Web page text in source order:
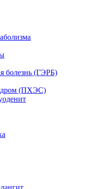
болезнь (ГЭРБ)
(ПХЭС)